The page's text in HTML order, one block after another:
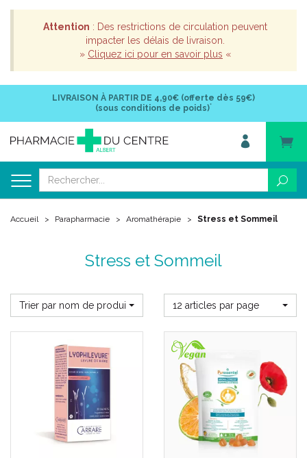
Attention : Des restrictions de circulation peuvent
impacter les délais de livraison.
» Cliquez ici pour en savoir plus «
LIVRAISON À PARTIR DE 4,90€ (offerte dès 59€)
(sous conditions de poids)*
Accueil Parapharmacie Aromathérapie Stress et Sommeil
Stress et Sommeil
Trier par nom de produit 12 articles par page